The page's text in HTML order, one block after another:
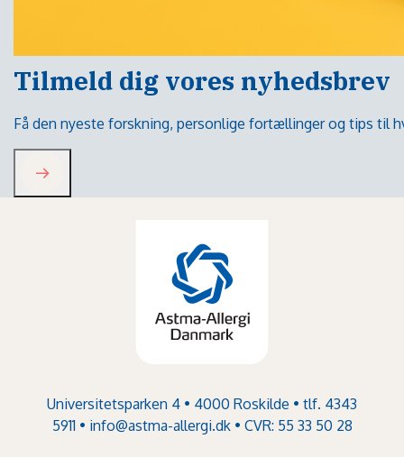
Tilmeld dig vores nyhedsbrev
Få den nyeste forskning, personlige fortællinger og tips til
Universitetsparken 4 • 4000 Roskilde • tlf. 4343
5911 • info@astma-allergi.dk• CVR: 55 33 50 28